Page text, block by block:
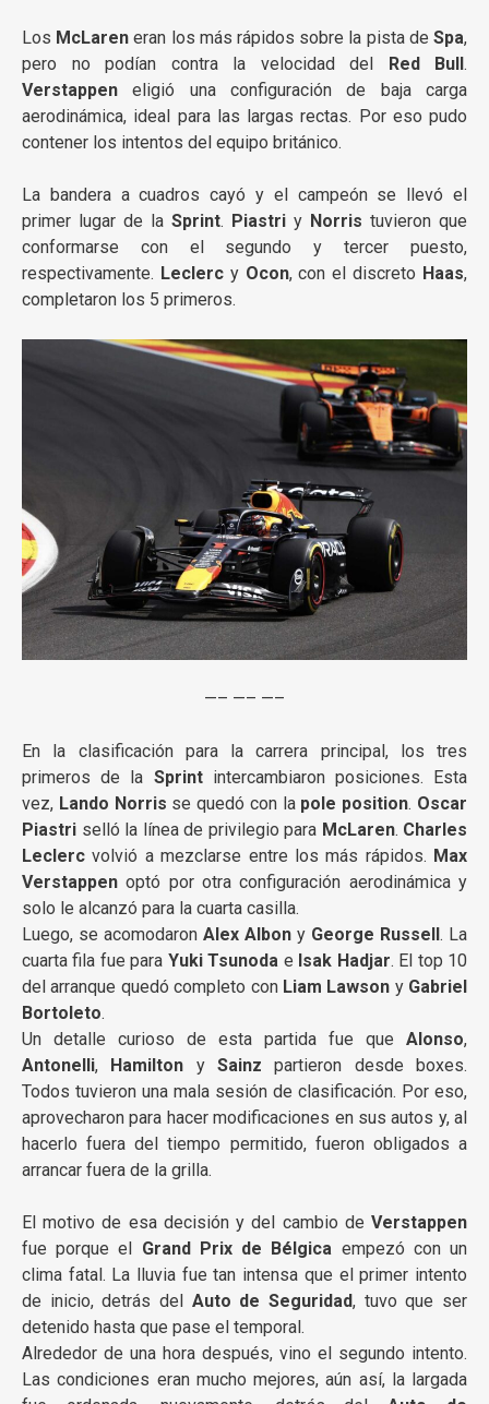
Los McLaren eran los más rápidos sobre la pista deSpa,
pero no podían contra la velocidad del
Red Bull .
Verstappen eligió una configuración de baja carga
aerodinámica, ideal para las largas rectas. Por eso pudo
contener los intentos del equipo británico.
La bandera a cuadros cayó y el campeón se llevó el
primer lugar de la Sprint. Piastri y Norris tuvieron que
conformarse con el segundo y tercer puesto,
respectivamente. Leclercy Ocon, con el discreto Haas,
completaron los 5 primeros.
—– —– —–
En la clasificación para la carrera principal, los tres
primeros de la Sprintintercambiaron posiciones. Esta
vez, Lando Norris se quedó con la pole position. Oscar
Piastri selló la línea de privilegio para McLaren. Charles
Leclerc volvió a mezclarse entre los más rápidos. Max
Verstappen optó por otra configuración aerodinámica y
solo le alcanzó para la cuarta casilla.
Luego, se acomodaron Alex Albon y George Russell. La
cuarta fila fue para Yuki Tsunoda e Isak Hadjar. El top 10
del arranque quedó completo con Liam Lawson y Gabriel
Bortoleto.
Un detalle curioso de esta partida fue que Alonso,
Antonelli, Hamilton ySainz partieron desde boxes.
Todos tuvieron una mala sesión de clasificación. Por eso,
aprovecharon para hacer modificaciones en sus autos y, al
hacerlo fuera del tiempo permitido, fueron obligados a
arrancar fuera de la grilla.
El motivo de esa decisión y del cambio de Verstappen
fue porque el Grand Prix de Bélgica empezó con un
clima fatal. La lluvia fue tan intensa que el primer intento
de inicio, detrás del Auto de Seguridad, tuvo que ser
detenido hasta que pase el temporal.
Alrededor de una hora después, vino el segundo intento.
Las condiciones eran mucho mejores, aún así, la largada